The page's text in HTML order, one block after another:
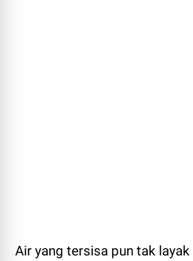
Air yang tersisa pun tak